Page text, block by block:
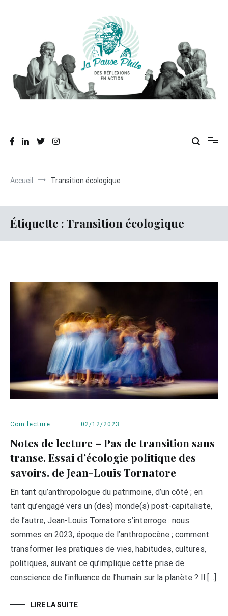
Accueil Transition écologique
Étiquette : Transition écologique
Coin lecture 02/12/2023
Notes de lecture – Pas de transition sans
transe. Essai d’écologie politique des
savoirs. de Jean-Louis Tornatore
En tant qu’anthropologue du patrimoine, d’un côté ; en
tant qu’engagé vers un (des) monde(s) post-capitaliste,
de l’autre, Jean-Louis Tornatore s’interroge : nous
sommes en 2023, époque de l’anthropocène ; comment
transformer les pratiques de vies, habitudes, cultures,
politiques, suivant ce qu’implique cette prise de
conscience de l’influence de l’humain sur la planète ? Il […]
LIRE LA SUITE